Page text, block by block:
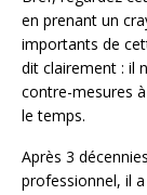
en prenant un
importants de
dit clairement : il
contre-mesures
le temps.
Après 3
professionnel, il